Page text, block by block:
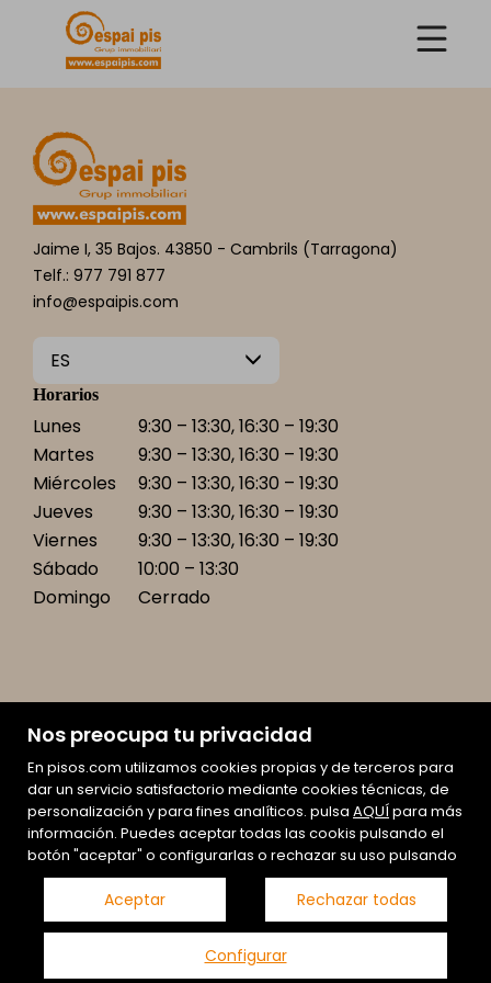
Nos preocupa tu privacidad
En pisos.com utilizamos cookies propias y de terceros para
dar un servicio satisfactorio mediante cookies técnicas, de
personalización y para fines analíticos. pulsa AQUÍpara más
información. Puedes aceptar todas las cookis pulsando el
botón "aceptar" o configurarlas o rechazar su uso pulsando
Aceptar Rechazar todas
Configurar
Jaime I, 35 Bajos. 43850 - Cambrils (Tarragona)
Telf.: 977 791 877
info@espaipis.com
ES
Horarios
Lunes
9:30 – 13:30, 16:30 – 19:30
Martes
9:30 – 13:30, 16:30 – 19:30
Miércoles
9:30 – 13:30, 16:30 – 19:30
Jueves
9:30 – 13:30, 16:30 – 19:30
Viernes
9:30 – 13:30, 16:30 – 19:30
Sábado
10:00 – 13:30
Domingo
Cerrado
Mapa Web
Aviso legal
Promociones
Favoritos
Inmuebles destacados